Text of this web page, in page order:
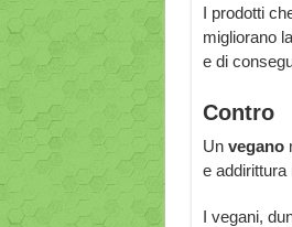
I prodotti
migliorano
e di
Contro
Unvegano
e addirittura
I vegani,